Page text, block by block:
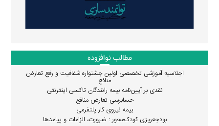
مطالب نوافزوده
اجلاسیه آموزشی تخصصی اولین جشنواره شفافیت و رفع تعارض
منافع
نقدی بر آیین‌نامه بیمه رانندگان تاکسی اینترنتی
حسابرسی تعارض منافع
بیمه نیروی کار پلتفرمی
بودجه‌ریزی کودک‌محور : ضرورت، الزامات و پیامدها